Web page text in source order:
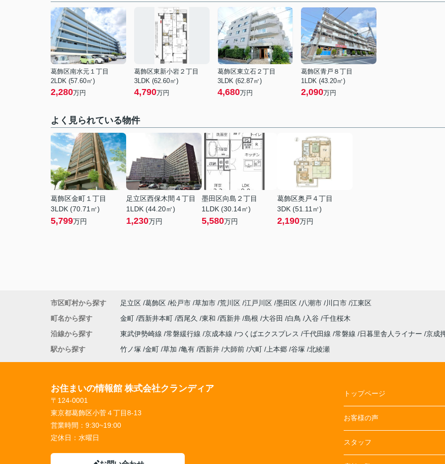
葛飾区南水元１丁目
2LDK (57.60㎡)
2,280万円
葛飾区東新小岩２丁目
3LDK (62.60㎡)
4,790万円
葛飾区東立石２丁目
3LDK (62.87㎡)
4,680万円
葛飾区青戸８丁目
1LDK (43.20㎡)
2,090万円
よく見られている物件
葛飾区金町１丁目
3LDK (70.71㎡)
5,799万円
足立区西保木間４丁目
1LDK (44.20㎡)
1,230万円
墨田区向島２丁目
1LDK (30.14㎡)
5,580万円
葛飾区奥戸４丁目
3DK (51.11㎡)
2,190万円
市区町村から探す 足立区 葛飾区 松戸市 草加市 荒川区 江戸川区 墨田区 八潮市 川口市 江東区
町名から探す
金町 西新井本町 西尾久 東和 西新井 島根 大谷田 白鳥 入谷 千住桜木
沿線から探す
東武伊勢崎線 常磐緩行線 京成本線 つくばエクスプレス 千代田線 常磐線 日暮里舎人ライナー 京成
駅から探す
竹ノ塚 金町 草加 亀有 西新井 大師前 六町 上本郷 谷塚 北綾瀬
お住まいの情報館 株式会社クランディア
〒124-0001
東京都葛飾区小菅４丁目8-13
営業時間： 9:30~19:00
定休日： 水曜日
トップページ
お客様の声
スタッフ